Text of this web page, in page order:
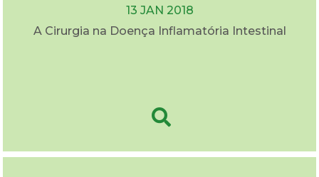
13 JAN 2018
A Cirurgia na Doença Inflamatória Intestinal